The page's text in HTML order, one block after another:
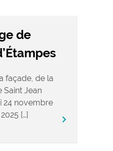
de
façade, de la
Saint Jean
24 novembre
[…]
keyboard_arrow_right